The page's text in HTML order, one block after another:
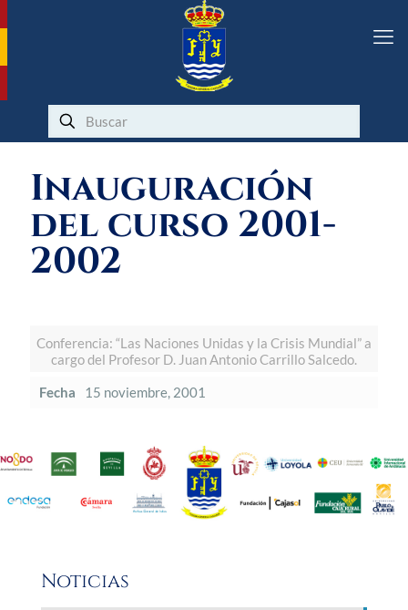
Inauguración
del curso 2001-
2002
Conferencia: “Las Naciones Unidas y la Crisis Mundial” a
cargo del Profesor D. Juan Antonio Carrillo Salcedo.
Fecha
15 noviembre, 2001
Noticias